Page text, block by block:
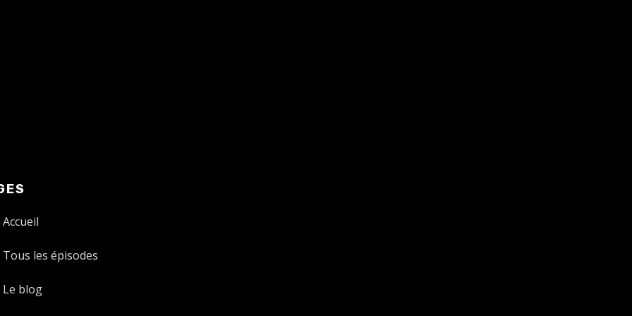
Accueil
Tous les épisodes
Le blog